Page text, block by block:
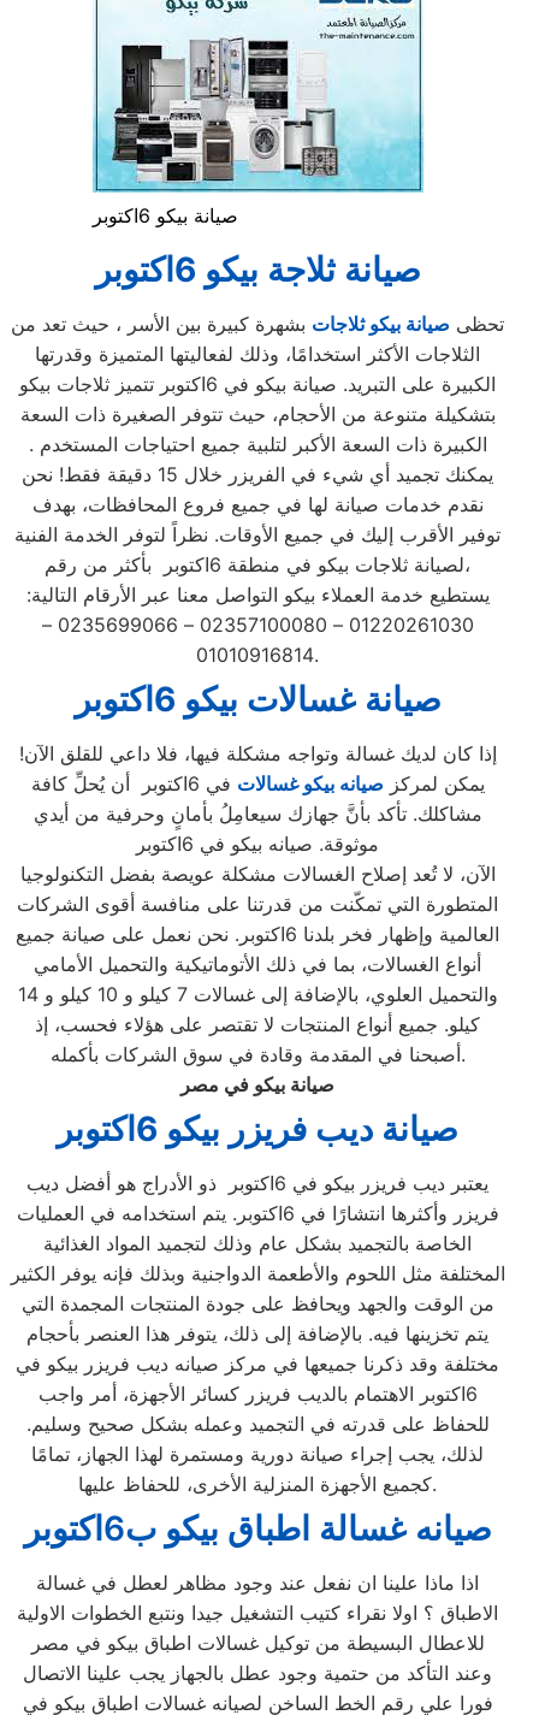
صيانة بيكو 6اكتوبر
صيانة ثلاجة بيكو 6اكتوبر
تحظى صيانة بيكو ثلاجات بشهرة كبيرة بين الأسر ، حيث تعد من
الثلاجات الأكثر استخدامًا، وذلك لفعاليتها المتميزة وقدرتها
الكبيرة على التبريد. صيانة بيكو في 6اكتوبر تتميز ثلاجات بيكو
بتشكيلة متنوعة من الأحجام، حيث تتوفر الصغيرة ذات السعة
الكبيرة ذات السعة الأكبر لتلبية جميع احتياجات المستخدم .
يمكنك تجميد أي شيء في الفريزر خلال 15 دقيقة فقط! نحن
نقدم خدمات صيانة لها في جميع فروع المحافظات، بهدف
توفير الأقرب إليك في جميع الأوقات. نظراً لتوفر الخدمة الفنية
لصيانة ثلاجات بيكو في منطقة 6اكتوبر بأكثر من رقم،
يستطيع خدمة العملاء بيكو التواصل معنا عبر الأرقام التالية:
01220261030 – 02357100080 – 0235699066 –
01010916814.
صيانة غسالات بيكو 6اكتوبر
إذا كان لديك غسالة وتواجه مشكلة فيها، فلا داعي للقلق الآن!
يمكن لمركز صيانه بيكو غسالات
في 6اكتوبر أن يُحلِّ كافة
مشاكلك. تأكد بأنَّ جهازك سيعامِلُ بأمانٍ وحرفية من أيدي
موثوقة. صيانه بيكو في 6اكتوبر
الآن، لا تُعد إصلاح الغسالات مشكلة عويصة بفضل التكنولوجيا
المتطورة التي تمكّنت من قدرتنا على منافسة أقوى الشركات
العالمية وإظهار فخر بلدنا 6اكتوبر. نحن نعمل على صيانة جميع
أنواع الغسالات، بما في ذلك الأتوماتيكية والتحميل الأمامي
والتحميل العلوي، بالإضافة إلى غسالات 7 كيلو و 10 كيلو و 14
كيلو. جميع أنواع المنتجات لا تقتصر على هؤلاء فحسب، إذ
أصبحنا في المقدمة وقادة في سوق الشركات بأكمله.
صيانة بيكو في مصر
صيانة ديب فريزر بيكو 6اكتوبر
يعتبر ديب فريزر بيكو في 6اكتوبر ذو الأدراج هو أفضل ديب
فريزر وأكثرها انتشارًا في 6اكتوبر. يتم استخدامه في العمليات
الخاصة بالتجميد بشكل عام وذلك لتجميد المواد الغذائية
المختلفة مثل اللحوم والأطعمة الدواجنية وبذلك فإنه يوفر الكثير
من الوقت والجهد ويحافظ على جودة المنتجات المجمدة التي
يتم تخزينها فيه. بالإضافة إلى ذلك، يتوفر هذا العنصر بأحجام
مختلفة وقد ذكرنا جميعها في مركز صيانه ديب فريزر بيكو في
6اكتوبر الاهتمام بالديب فريزر كسائر الأجهزة، أمر واجب
للحفاظ على قدرته في التجميد وعمله بشكل صحيح وسليم.
لذلك، يجب إجراء صيانة دورية ومستمرة لهذا الجهاز، تمامًا
كجميع الأجهزة المنزلية الأخرى، للحفاظ عليها.
صيانه غسالة اطباق بيكو ب6اكتوبر
اذا ماذا علينا ان نفعل عند وجود مظاهر لعطل في غسالة
الاطباق ؟ اولا نقراء كتيب التشغيل جيدا ونتبع الخطوات الاولية
للاعطال البسيطة من توكيل غسالات اطباق بيكو في مصر
وعند التأكد من حتمية وجود عطل بالجهاز يجب علينا الاتصال
فورا علي رقم الخط الساخن لصيانه غسالات اطباق بيكو في